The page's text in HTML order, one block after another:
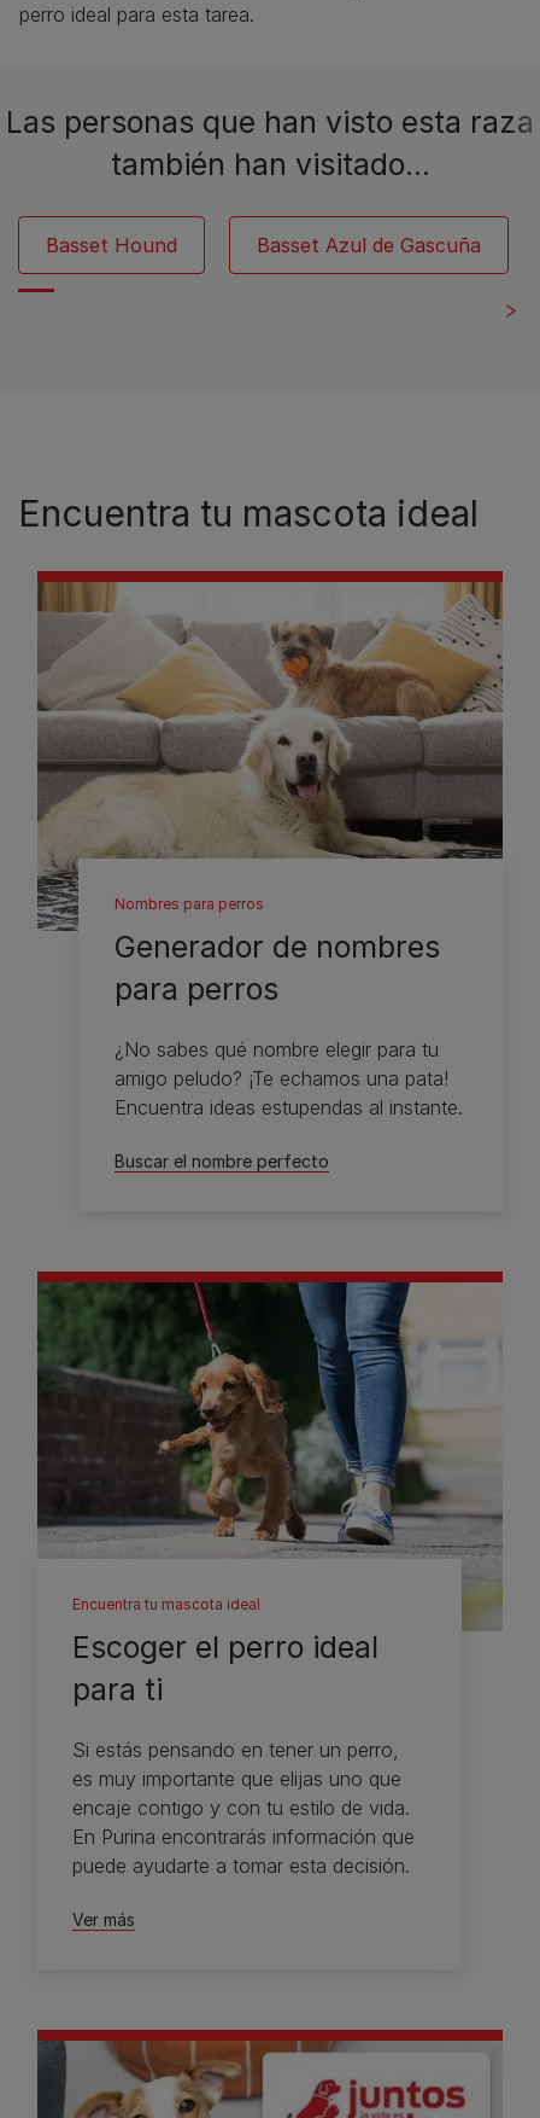
perro ideal para esta tarea.
Las personas que han visto esta raza
también han visitado…
Basset Hound Basset Azul de Gascuña
Encuentra tu mascota ideal
Nombres para perros
Generador de nombres
para perros
¿No sabes qué nombre elegir para tu
amigo peludo? ¡Te echamos una pata!
Encuentra ideas estupendas al instante.
Buscar el nombre perfecto
Encuentra tu mascota ideal
Escoger el perro ideal
para ti
Si estás pensando en tener un perro,
es muy importante que elijas uno que
encaje contigo y con tu estilo de vida.
En Purina encontrarás información que
puede ayudarte a tomar esta decisión.
Ver más